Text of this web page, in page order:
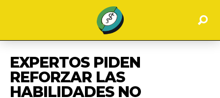
EXPERTOS PIDEN
REFORZAR LAS
HABILIDADES NO